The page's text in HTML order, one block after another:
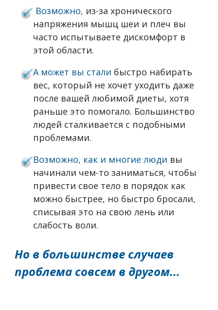
Возможно, из-за хронического
напряжения мышц шеи и плеч вы
часто испытываете дискомфорт в
этой области.
А может вы стали быстро набирать
вес, который не хочет уходить даже
после вашей любимой диеты, хотя
раньше это помогало. Большинство
людей сталкивается с подобными
проблемами.
Возможно, как и многие люди вы
начинали чем-то заниматься, чтобы
привести свое тело в порядок как
можно быстрее, но быстро бросали,
списывая это на свою лень или
слабость воли.
Но в большинстве случаев
проблема совсем в другом...